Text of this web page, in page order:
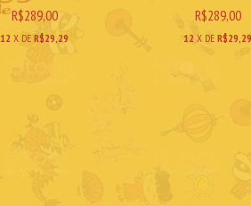
R$289,00
12 X DER$29,29
R$289,00
12 X DE